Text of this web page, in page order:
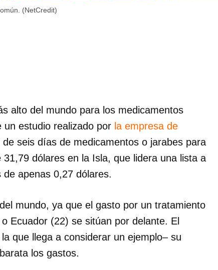
(NetCredit)
alto del mundo para los medicamentos
estudio realizado por la empresa de
de seis días de medicamentos o jarabes para
dólares en la Isla, que lidera una lista a
apenas 0,27 dólares.
mundo, ya que el gasto por un tratamiento
Ecuador (22) se sitúan por delante. El
que llega a considerar un ejemplo– su
los gastos.